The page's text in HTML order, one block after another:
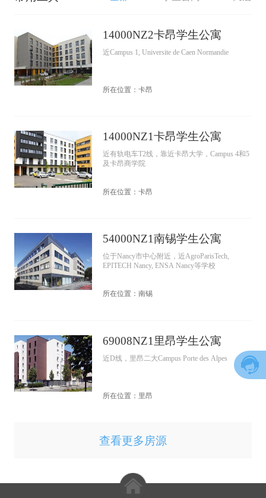
14000NZ2卡昂学生公寓
近Campus 1, Universite de Caen Normandie
所在位置：卡昂
14000NZ1卡昂学生公寓
近有轨电车T2线，靠近卡昂大学，Campus 4和5
及卡昂商学院
所在位置：卡昂
54000NZ1南锡学生公寓
位于Nancy市中心附近，近AgroParisTech,
EPITECH Nancy, ENSA Nancy等学校
所在位置：南锡
69008NZ1里昂学生公寓
近D线，里昂二大Campus Porte des Alpes
所在位置：里昂
查看更多房源